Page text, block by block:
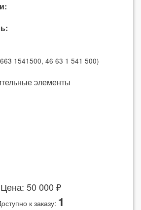
1541500, 46 63 1 541 500)
элементы
Цена: 50 000 ₽
к заказу: 1